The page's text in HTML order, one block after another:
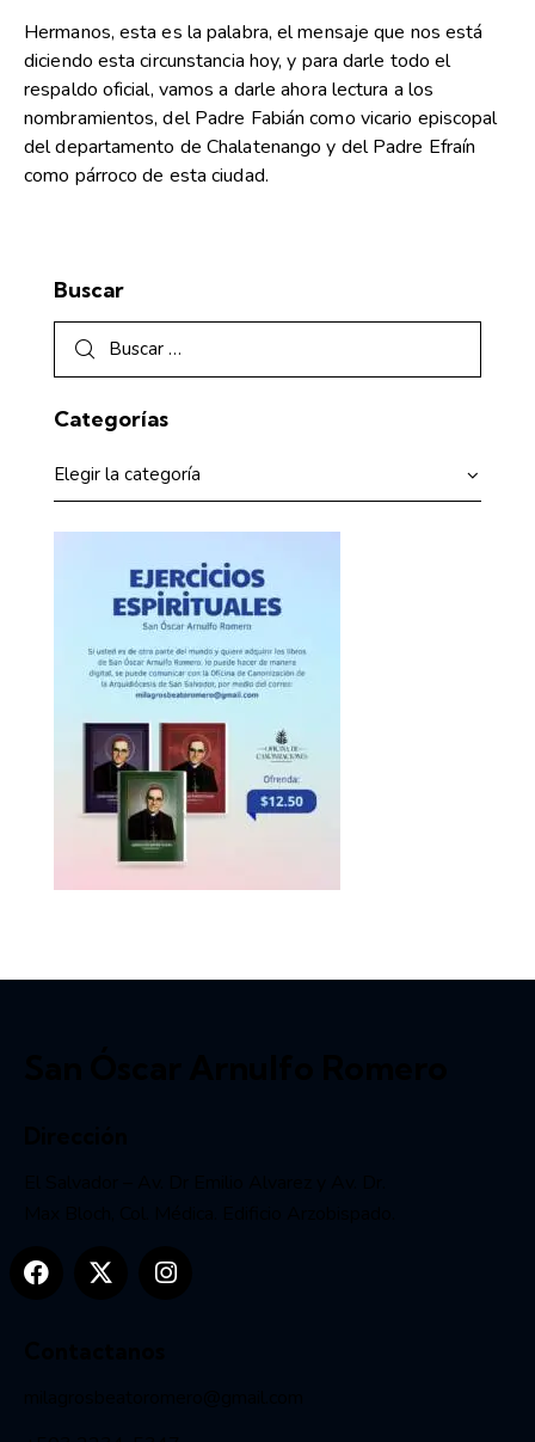
Hermanos, esta es la palabra, el mensaje que nos está
diciendo esta circunstancia hoy, y para darle todo el
respaldo oficial, vamos a darle ahora lectura a los
nombramientos, del Padre Fabián como vicario episcopal
del departamento de Chalatenango y del Padre Efraín
como párroco de esta ciudad.
Buscar
Categorías